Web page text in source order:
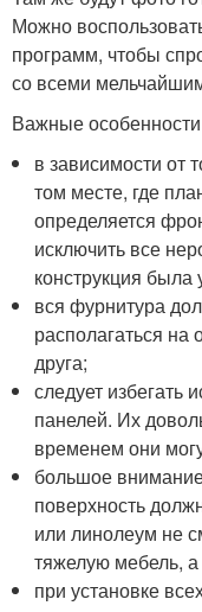
Можно
программ, чтобы
со всеми
Важные
в зависимости от
том месте, где
определяется
исключить все
конструкция была
вся фурнитура
располагаться на
друга;
следует избегать
панелей. Их
временем они
большое
поверхность
или линолеум не
тяжелую мебель,
при установке